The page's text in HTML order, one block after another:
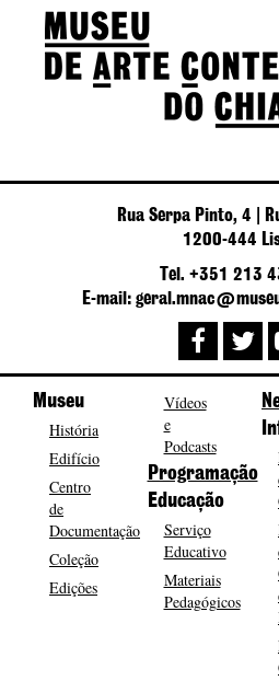
Rua Serpa Pinto, 4 |
1200-444
Tel. +351 213
E-mail:
Museu
História
Edifício
Centro
de
Documentação
Coleção
Edições
Vídeos
e
Podcasts
Programação
Educação
Serviço
Educativo
Materiais
Pedagógicos